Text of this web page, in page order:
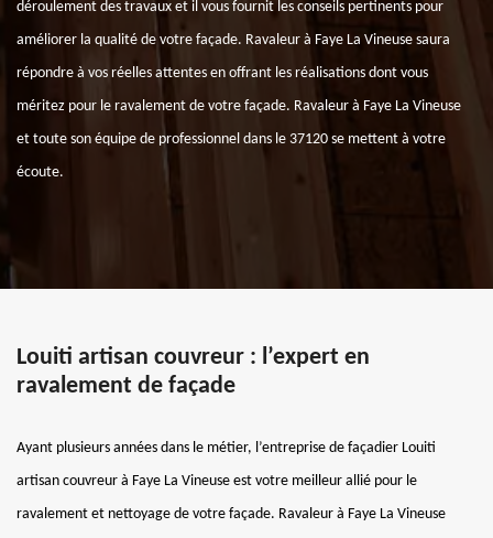
déroulement des travaux et il vous fournit les conseils pertinents pour
améliorer la qualité de votre façade. Ravaleur à Faye La Vineuse saura
répondre à vos réelles attentes en offrant les réalisations dont vous
méritez pour le ravalement de votre façade. Ravaleur à Faye La Vineuse
et toute son équipe de professionnel dans le 37120 se mettent à votre
écoute.
Louiti artisan couvreur : l’expert en
ravalement de façade
Ayant plusieurs années dans le métier, l’entreprise de façadier Louiti
artisan couvreur à Faye La Vineuse est votre meilleur allié pour le
ravalement et nettoyage de votre façade. Ravaleur à Faye La Vineuse